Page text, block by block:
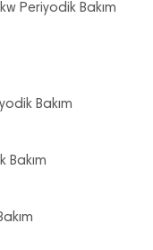
Periyodik Bakım
Bakım
Bakım